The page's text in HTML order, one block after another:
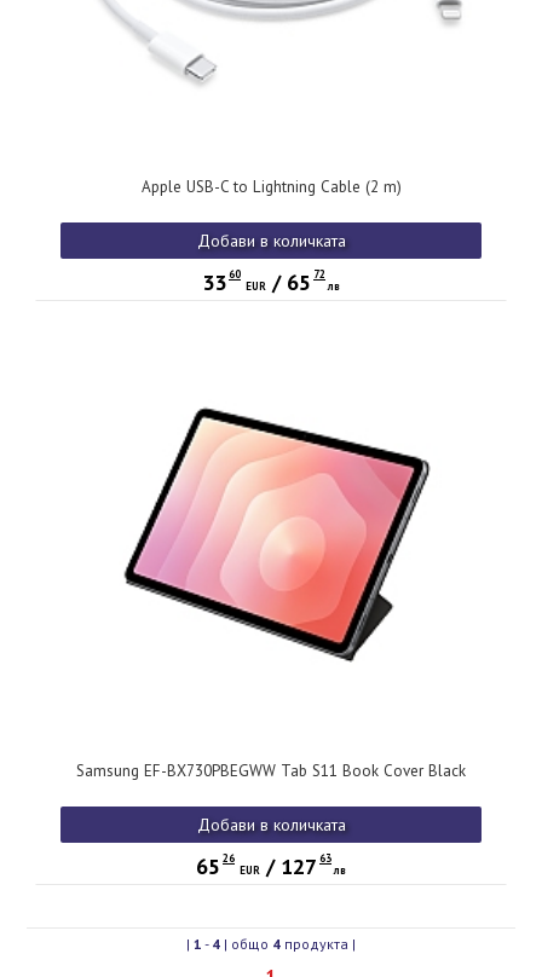
Apple USB-C to Lightning Cable (2 m)
Добави в количката
3360
EUR / 65 72
лв
Samsung EF-BX730PBEGWW Tab S11 Book Cover Black
Добави в количката
65 26
EUR / 127 63
лв
| 1 - 4 | общо 4 продукта |